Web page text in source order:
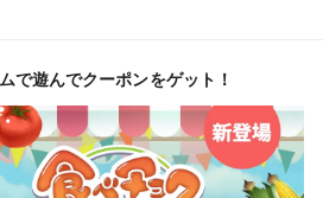
で遊んでクーポンをゲット！